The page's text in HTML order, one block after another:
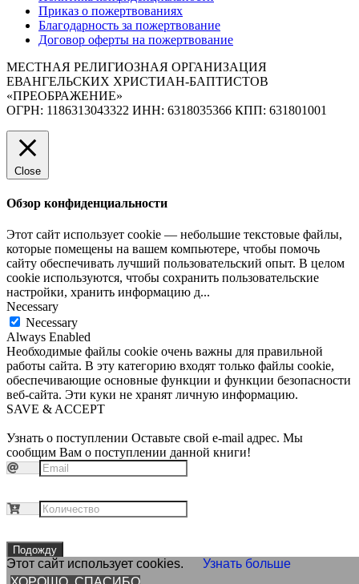
Приказ о пожертвованиях
Благодарность за пожертвование
Договор оферты на пожертвование
МЕСТНАЯ РЕЛИГИОЗНАЯ ОРГАНИЗАЦИЯ
ЕВАНГЕЛЬСКИХ ХРИСТИАН-БАПТИСТОВ
«ПРЕОБРАЖЕНИЕ»
ОГРН: 1186313043322 ИНН: 6318035366 КПП: 631801001
Этот сайт использует cookies.
Узнать больше
Close
Обзор конфиденциальности
Этот сайт использует cookie — небольшие текстовые файлы,
которые помещены на вашем компьютере, чтобы помочь
сайту обеспечивать лучший пользовательский опыт. В целом
cookie используются, чтобы сохранить пользовательские
настройки, хранить информацию д...
Necessary
Necessary
Always Enabled
Необходимые файлы cookie очень важны для правильной
работы сайта. В эту категорию входят только файлы cookie,
обеспечивающие основные функции и функции безопасности
веб-сайта. Эти куки не хранят личную информацию.
SAVE & ACCEPT
Узнать о поступлении Оставьте свой e-mail адрес. Мы
сообщим Вам о поступлении данной книги!
Подожду